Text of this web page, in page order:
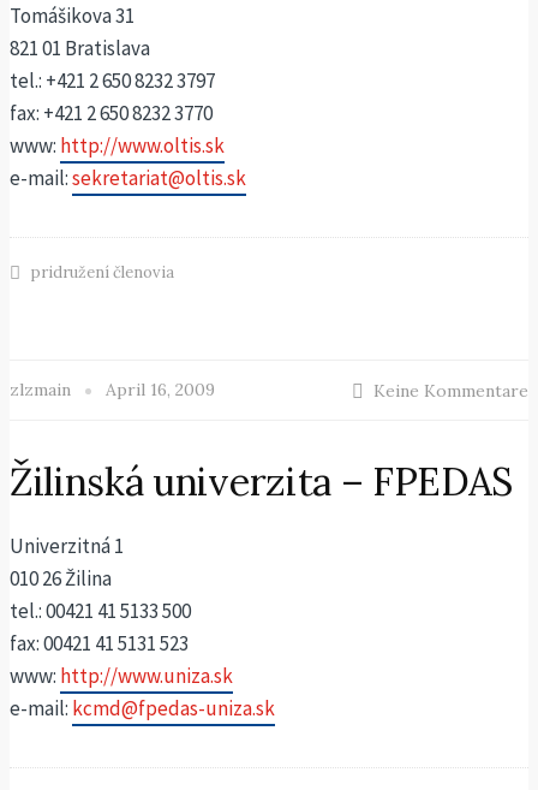
Tomášikova 31
821 01 Bratislava
tel.: +421 2 650 8232 3797
fax: +421 2 650 8232 3770
www: http://www.oltis.sk
e-mail:sekretariat@oltis.sk
pridružení členovia
zlzmain April 16, 2009 Keine Kommentare
Žilinská univerzita – FPEDAS
Univerzitná 1
010 26 Žilina
tel.: 00421 41 5133 500
fax: 00421 41 5131 523
www: http://www.uniza.sk
e-mail: kcmd@fpedas-uniza.sk